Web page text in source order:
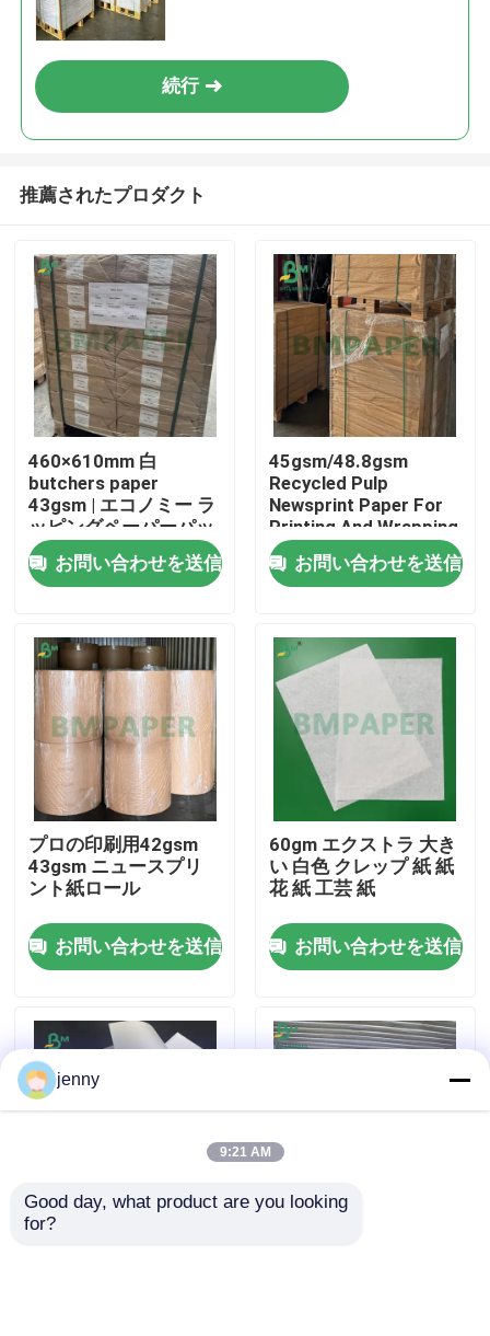
ホーム
製品
企業情報
品質管理
お問い合わせ
ニュース
続行
推薦されたプロダクト
460×610mm 白
butchers paper
43gsm | エコノミー ラ
ッピングペーパーパッ
ク 20kg
お問い合わせを送信
45gsm/48.8gsm
Recycled Pulp
Newsprint Paper For
Printing And Wrapping
In Roll
お問い合わせを送信
プロの印刷用42gsm
43gsm ニュースプリ
ント紙ロール
お問い合わせを送信
60gm エクストラ 大き
い 白色 クレップ 紙 紙
花 紙 工芸 紙
お問い合わせを送信
ジャーナル印刷のため
jenny
9:21 AM
Good day, what product are you looking
for?